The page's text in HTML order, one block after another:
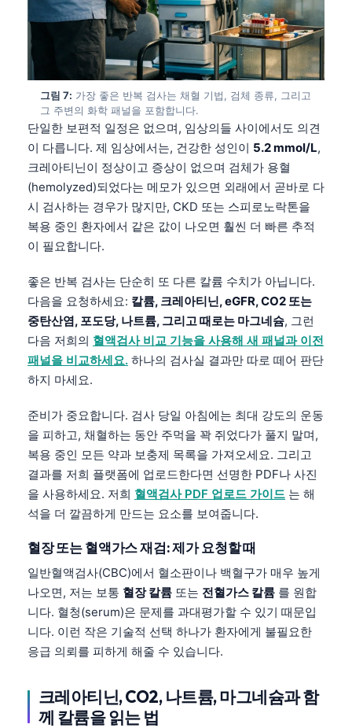
그림 7: 가장 좋은 반복 검사는 채혈 기법, 검체 종류, 그리고
그 주변의 화학 패널을 포함합니다.
단일한 보편적 일정은 없으며, 임상의들 사이에서도 의견
이 다릅니다. 제 임상에서는, 건강한 성인이 5.2 mmol/L,
크레아티닌이 정상이고 증상이 없으며 검체가 용혈
(hemolyzed)되었다는 메모가 있으면 외래에서 곧바로 다
시 검사하는 경우가 많지만, CKD 또는 스피로노락톤을
복용 중인 환자에서 같은 값이 나오면 훨씬 더 빠른 추적
이 필요합니다.
좋은 반복 검사는 단순히 또 다른 칼륨 수치가 아닙니다.
다음을 요청하세요: 칼륨, 크레아티닌, eGFR, CO2 또는
중탄산염, 포도당, 나트륨, 그리고 때로는 마그네슘, 그런
다음 저희의 혈액검사 비교 기능을 사용해 새 패널과 이전
패널을 비교하세요. 하나의 검사실 결과만 따로 떼어 판단
하지 마세요.
준비가 중요합니다. 검사 당일 아침에는 최대 강도의 운동
을 피하고, 채혈하는 동안 주먹을 꽉 쥐었다가 풀지 말며,
복용 중인 모든 약과 보충제 목록을 가져오세요. 그리고
결과를 저희 플랫폼에 업로드한다면 선명한 PDF나 사진
을 사용하세요. 저희 혈액검사 PDF 업로드 가이드 는 해
석을 더 깔끔하게 만드는 요소를 보여줍니다.
혈장 또는 혈액가스 재검: 제가 요청할 때
일반혈액검사(CBC)에서 혈소판이나 백혈구가 매우 높게
나오면, 저는 보통 혈장 칼륨 또는 전혈가스 칼륨 를 원합
니다. 혈청(serum)은 문제를 과대평가할 수 있기 때문입
니다. 이런 작은 기술적 선택 하나가 환자에게 불필요한
응급 의뢰를 피하게 해줄 수 있습니다.
크레아티닌, CO2, 나트륨, 마그네슘과 함
께 칼륨을 읽는 법
Íslenska
Српски језик
Bosanski
Azərbaycan dili
Eesti
ქართული
Русский
Lietuvių kalba
Polski
Magyar
Shqip
বাংলা
اردو
मराठी
తెలుగు
தமிழ்
ગુજરાતી
ಕನ್ನಡ
മലയാളം
Bahasa Melayu
Tiếng Việt
Tagalog
ဗမာစာ